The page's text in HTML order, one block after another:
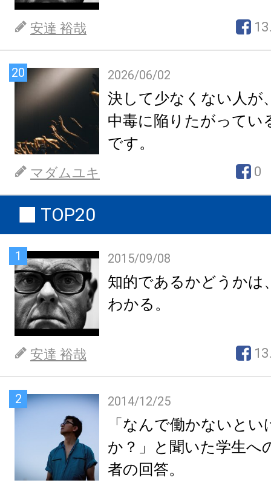
安達 裕哉
20 2026/06/02
決して少なくない人が
中毒に陥りたがってい
です。
マダムユキ 0
TOP20
1 2015/09/08
知的であるかどうかは
わかる。
安達 裕哉
2 2014/12/25
「なんで働かないと
か？」と聞いた学生へ
者の回答。